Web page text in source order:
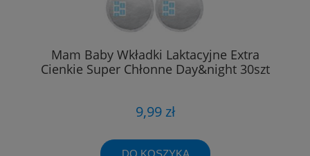
Mam Baby Wkładki Laktacyjne Extra
Cienkie Super Chłonne Day&night 30szt
9,99 zł
DO KOSZYKA